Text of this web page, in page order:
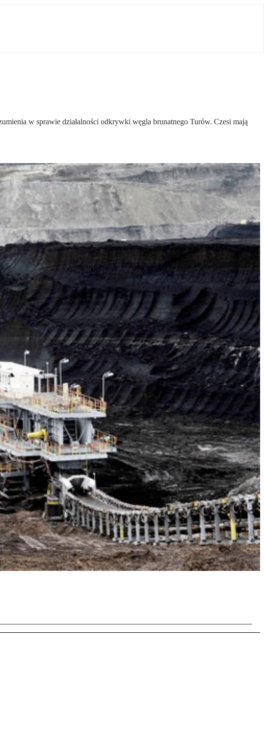
w sprawie działalności odkrywki węgla brunatnego Turów. Czesi mają